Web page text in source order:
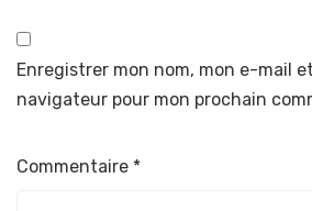
Enregistrer mon nom, mon e-mail
navigateur pour mon prochain
Commentaire *